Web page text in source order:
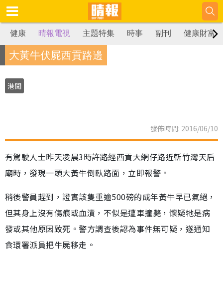
健康 晴報電視 主題特集 時事 副刊 健康財富
大黃牛伏屍西貢路邊
港聞
發佈時間: 2016/06/10
有駕駛人士昨天凌晨3時許路經西貢大網仔路近斬竹灣天后
廟時，發現一頭大黃牛倒臥路面，立即報警。
稍後警員趕到，證實該隻重逾500磅的成年黃牛早已氣絕，
但其身上沒有傷痕或血漬，不似是遭車撞斃，懷疑牠是病
發或其他原因致死。警方調查後認為事件無可疑，遂通知
食環署派員把牛屍移走。